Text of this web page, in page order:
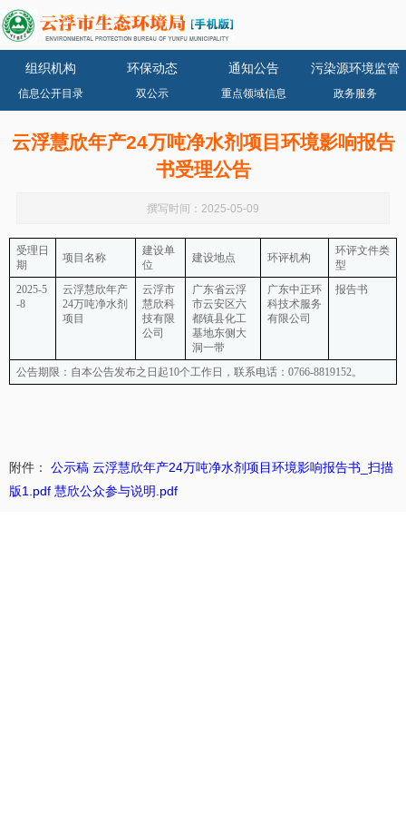
组织机构 环保动态 通知公告 污染源环境监管
信息公开目录 双公示 重点领域信息 政务服务
云浮慧欣年产24万吨净水剂项目环境影响报告
书受理公告
撰写时间：2025-05-09
受理日
期
项目名称
建设单
位
建设地点 环评机构
环评文件类
型
2025-5
-8
云浮慧欣年产
24万吨净水剂
项目
云浮市
慧欣科
技有限
公司
广东省云浮
市云安区六
都镇县化工
基地东侧大
洞一带
广东中正环
科技术服务
有限公司
报告书
公告期限：自本公告发布之日起10个工作日，联系电话：0766-8819152。
附件： 公示稿 云浮慧欣年产24万吨净水剂项目环境影响报告书_扫描
版1.pdf 慧欣公众参与说明.pdf